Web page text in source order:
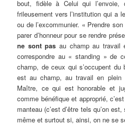
bout, fidèle à Celui qui l’envoie,
frileusement vers l’institution qui a
ou de l’excommunier. « Prendre
parer d’honneur pour se rendre
ne sont pas au champ au travail
correspondre au « standing » de
champ, de ceux qui s’occupent
est au champ, au travail en
Maître, ce qui est honorable et
comme bénéfique et approprié,
manteau (c’est d’être tels qu’on
même et surtout si, ainsi, on ne se